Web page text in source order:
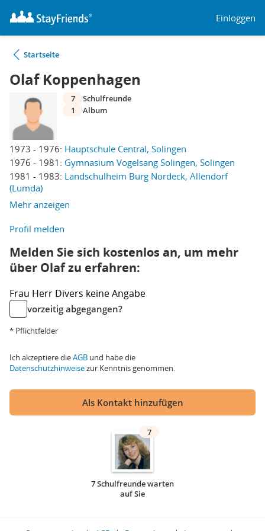
Einloggen
Startseite
Olaf Koppenhagen
1973 - 1976: Hauptschule Central, Solingen
1976 - 1981: Gymnasium Vogelsang Solingen, Solingen
1981 - 1983: Landschulheim Burg Nordeck, Allendorf
(Lumda)
Mehr anzeigen
7
Schulfreunde
1
Album
Profil melden
Melden Sie sich kostenlos an, um mehr
über Olaf zu erfahren:
Frau Herr Divers keine Angabe
vorzeitig abgegangen?
* Pflichtfelder
Ich akzeptiere dieAGB und habe die
Datenschutzhinweisezur Kenntnis genommen.
Als Kontakt hinzufügen
7
7 Schulfreunde warten
auf Sie